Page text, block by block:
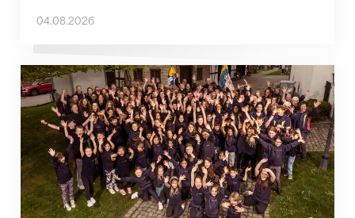
04.08.2026
Wenn Mitmachen selbstverständlich ist